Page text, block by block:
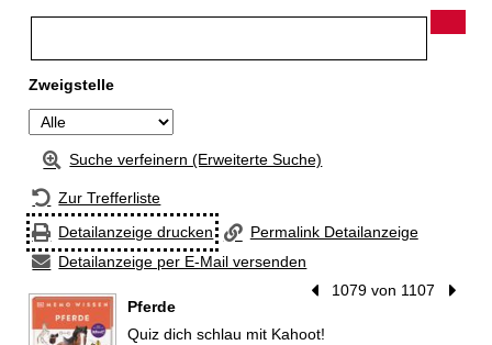
Zweigstelle
Suche verfeinern (Erweiterte Suche)
Zur Trefferliste
Detailanzeige drucken
Permalink Detailanzeige
Detailanzeige per E-Mail versenden
Vorheriger Treffer
1079 von 1107
Pferde
Quiz dich schlau mit Kahoot!